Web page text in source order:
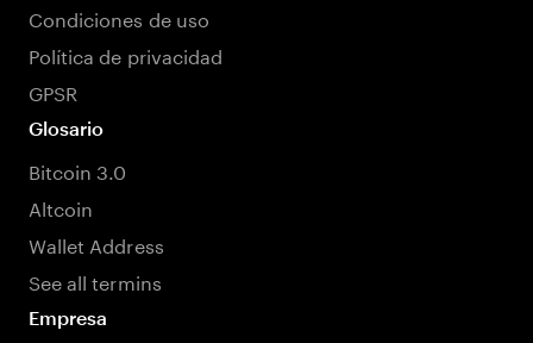
Condiciones de uso
Política de privacidad
GPSR
Glosario
Bitcoin 3.0
Altcoin
Wallet Address
See all termins
Empresa